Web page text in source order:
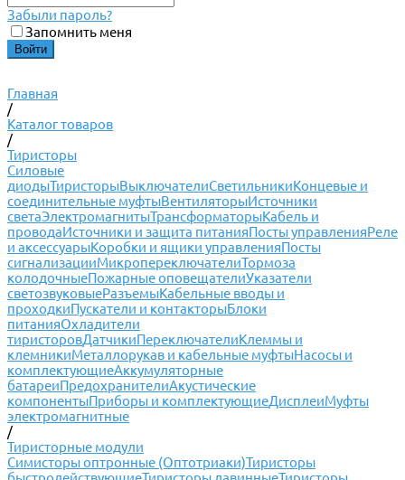
Забыли пароль?
Запомнить меня
Главная
/
Каталог товаров
/
Тиристоры
Силовые
диодыТиристорыВыключателиСветильникиКонцевые и
соединительные муфтыВентиляторыИсточники
светаЭлектромагнитыТрансформаторыКабель и
проводаИсточники и защита питанияПосты управленияРеле
и аксессуарыКоробки и ящики управленияПосты
сигнализацииМикропереключателиТормоза
колодочныеПожарные оповещателиУказатели
светозвуковыеРазъемыКабельные вводы и
проходкиПускатели и контакторыБлоки
питанияОхладители
тиристоровДатчикиПереключателиКлеммы и
клемникиМеталлорукав и кабельные муфтыНасосы и
комплектующиеАккумуляторные
батареиПредохранителиАкустические
компонентыПриборы и комплектующиеДисплеиМуфты
электромагнитные
/
Тиристорные модули
Симисторы оптронные (Оптотриаки)Тиристоры